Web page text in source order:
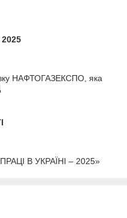
НАФТОГАЗЕКСПО, яка
В УКРАЇНІ – 2025»